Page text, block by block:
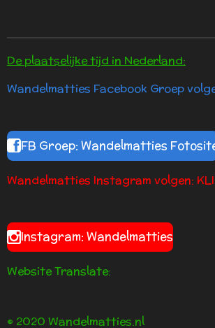
De plaatselijke tijd in Nederland:
Wandelmatties Facebook Groep
FB Groep: Wandelmatties
Wandelmatties Instagram volgen:
Instagram: Wandelmatties
Website Translate:
© 2020 Wandelmatties.nl